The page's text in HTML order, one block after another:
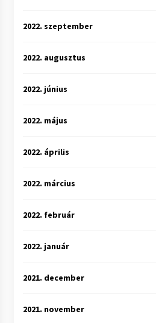
2022. szeptember
2022. augusztus
2022. június
2022. május
2022. április
2022. március
2022. február
2022. január
2021. december
2021. november